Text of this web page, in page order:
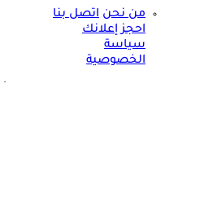
من نحن اتصل بنا
احجز إعلانك
سياسة
الخصوصية